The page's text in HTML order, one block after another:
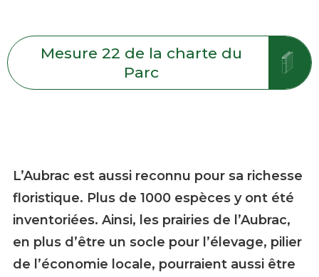
Mesure 22 de la charte du
Parc
L’Aubrac est aussi reconnu pour sa richesse
floristique. Plus de 1000 espèces y ont été
inventoriées. Ainsi, les prairies de l’Aubrac,
en plus d’être un socle pour l’élevage, pilier
de l’économie locale, pourraient aussi être